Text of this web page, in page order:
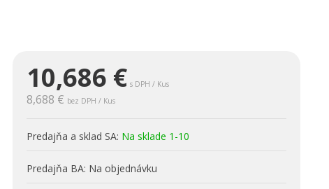
10,686 € s DPH / Kus
8,688 € bez DPH / Kus
Predajňa a sklad SA: Na sklade 1-10
Predajňa BA: Na objednávku